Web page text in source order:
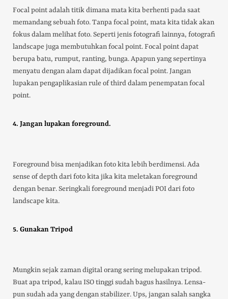
Focal point adalah titik dimana mata kita berhenti pada saat
memandang sebuah foto. Tanpa focal point, mata kita tidak akan
fokus dalam melihat foto. Seperti jenis fotografi lainnya, fotografi
landscape juga membutuhkan focal point. Focal point dapat
berupa batu, rumput, ranting, bunga. Apapun yang sepertinya
menyatu dengan alam dapat dijadikan focal point. Jangan
lupakan pengaplikasian rule of third dalam penempatan focal
point.
4. Jangan lupakan foreground.
Foreground bisa menjadikan foto kita lebih berdimensi. Ada
sense of depth dari foto kita jika kita meletakan foreground
dengan benar. Seringkali foreground menjadi POI dari foto
landscape kita.
5. Gunakan Tripod
Mungkin sejak zaman digital orang sering melupakan tripod.
Buat apa tripod, kalau ISO tinggi sudah bagus hasilnya. Lensa-
pun sudah ada yang dengan stabilizer. Ups, jangan salah sangka